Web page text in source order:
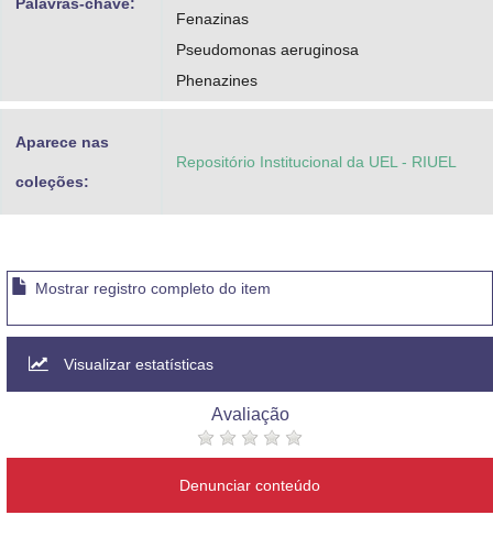
Palavras-chave:
Fenazinas
Pseudomonas aeruginosa
Phenazines
Aparece nas
coleções:
Repositório Institucional da UEL - RIUEL
Mostrar registro completo do item
Visualizar estatísticas
Avaliação
Denunciar conteúdo